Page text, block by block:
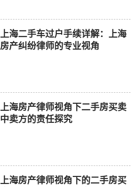
上海二手车过户手续详解：上海
房产纠纷律师的专业视角
上海房产律师视角下二手房买卖
中卖方的责任探究
上海房产律师视角下的二手房买